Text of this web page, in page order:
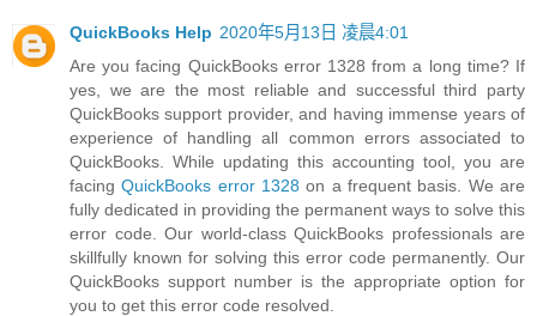
QuickBooks Help 2020年5月13日 凌晨4:01
Are you facing QuickBooks error 1328 from a long time? If
yes, we are the most reliable and successful third party
QuickBooks support provider, and having immense years of
experience of handling all common errors associated to
QuickBooks. While updating this accounting tool, you are
facingQuickBooks error 1328 on a frequent basis. We are
fully dedicated in providing the permanent ways to solve this
error code. Our world-class QuickBooks professionals are
skillfully known for solving this error code permanently. Our
QuickBooks support number is the appropriate option for
you to get this error code resolved.